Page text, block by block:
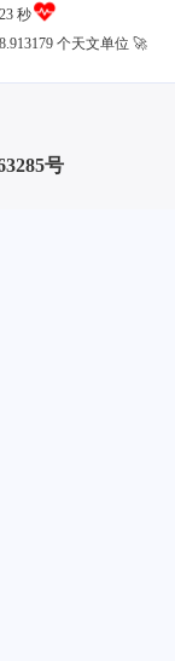
秒
个天文单位 🚀
号